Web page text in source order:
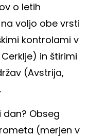
o letih
voljo obe vrsti
kontrolami v
in štirimi
(Avstrija,
dan? Obseg
(merjen v